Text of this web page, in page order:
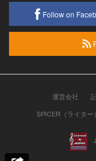
Follow on
運営会社
SPICER（ライター